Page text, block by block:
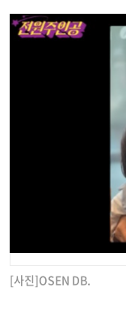
[사진]OSEN DB.